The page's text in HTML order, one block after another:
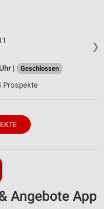
❯
|
Geschlossen
Prospekte
Angebote App